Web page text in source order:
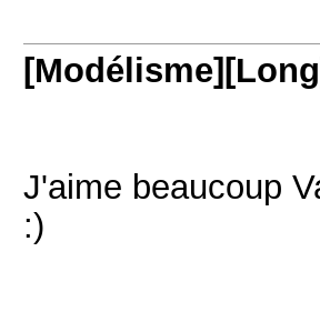
J'aime beaucoup
:)